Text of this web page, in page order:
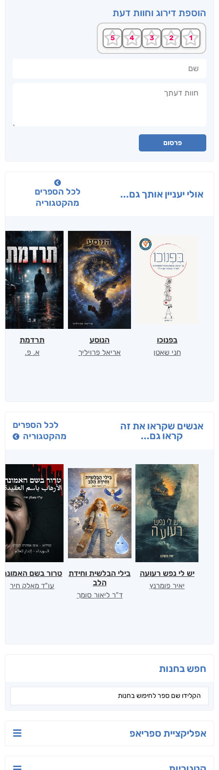
חפש בחנות
אפליקציית ספריאפ
הוספת דירוג וחוות דעת
פרסום
אולי יעניין אותך גם...
לכל הספרים
מהקטגוריה
בפנוכו
חני שאטן
הנוסע
אריאל פרויליך
תרדמת
א. פ.
אנשים שקראו את זה
קראו גם...
לכל הספרים
מהקטגוריה
יש לי נפש רעועה
יאיר פומרנץ
בילי הבלשית וחידת
הלב
ד"ר ליאור סומך
טרור בשם האמונה
עו"ד מאלק חיר